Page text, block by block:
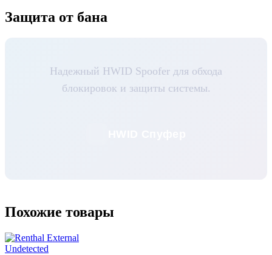
Защита от бана
Надежный HWID Spoofer для обхода
блокировок и защиты системы.
Похожие товары
Undetected